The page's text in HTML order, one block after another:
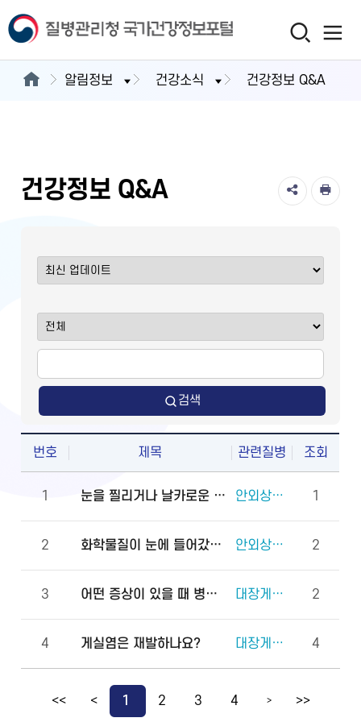
알림정보 건강소식 건강정보 Q&A
건강정보 Q&A
검색
번호 제목 관련질병 조회
1 눈을 찔리거나 날카로운 물체에 다쳤을 때 물로 씻어도 되나요? 안외상(천공 외상) 1
2 화학물질이 눈에 들어갔을 때 안과에 먼저 가야 하나요, 물로 먼저 씻어야 하나요? 안외상(각막화상) 2
3 어떤 증상이 있을 때 병원에 바로 가야 하나요? 대장게실증 2
4 게실염은 재발하나요? 대장게실증 4
<< < 1 2 3 4 > >>